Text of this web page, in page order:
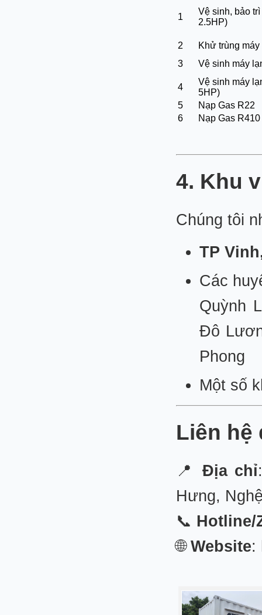
1
Vệ sinh, bảo
2.5HP)
2
Khử trùng máy
3
Vệ sinh máy
4
Vệ sinh máy
5HP)
5
Nạp Gas R22
6
Nạp Gas R410
4. Khu
Chúng tôi
TP
Các
Quỳnh
Đô
Phong
Một số
Liên hệ
📍 Địa chỉ
Hưng,
📞 Hotline/
🌐 Website: